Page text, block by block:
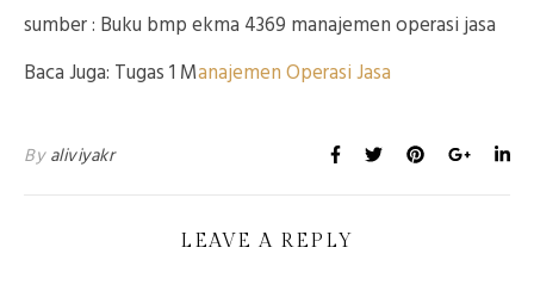
sumber : Buku bmp ekma 4369 manajemen operasi jasa
Baca Juga: Tugas 1 Manajemen Operasi Jasa
Byaliviyakr
LEAVE A REPLY